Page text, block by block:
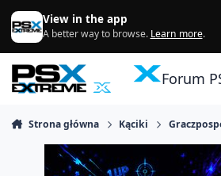
Skocz do zawartości
View in the app
A better way to browse. Learn more.
Forum
Strona główna Kąciki